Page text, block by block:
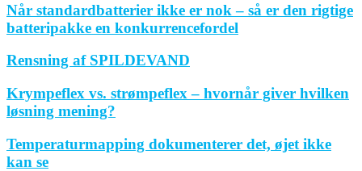
Når standardbatterier ikke er nok – så er den rigtige
batteripakke en konkurrencefordel
Rensning af SPILDEVAND
Krympeflex vs. strømpeflex – hvornår giver hvilken
løsning mening?
Temperaturmapping dokumenterer det, øjet ikke
kan se